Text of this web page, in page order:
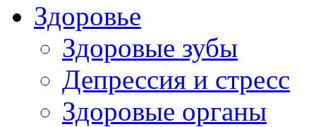
Здоровье
Здоровые зубы
Депрессия и стресс
Здоровые органы